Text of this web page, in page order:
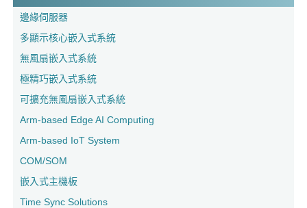
邊緣伺服器
多顯示核心嵌入式系統
無風扇嵌入式系統
極精巧嵌入式系統
可擴充無風扇嵌入式系統
Arm-based Edge AI Computing
Arm-based IoT System
COM/SOM
嵌入式主機板
Time Sync Solutions